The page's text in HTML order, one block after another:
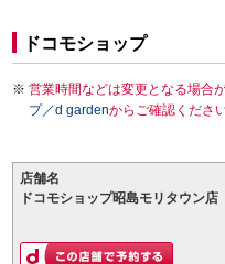
ドコモショップ
営業時間などは変更となる場合
プ／d gardenからご確認ください
店舗名
ドコモショップ昭島モリタウン店